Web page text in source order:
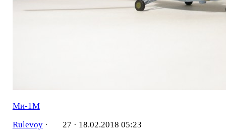
Ми-1М
Rulevoy· 27 · 18.02.2018 05:23